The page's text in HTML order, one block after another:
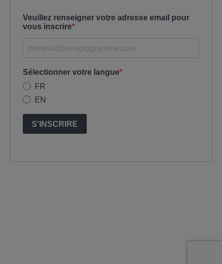
Veuillez renseigner votre adresse email pour
vous inscrire
Sélectionner votre langue
FR
EN
S'INSCRIRE